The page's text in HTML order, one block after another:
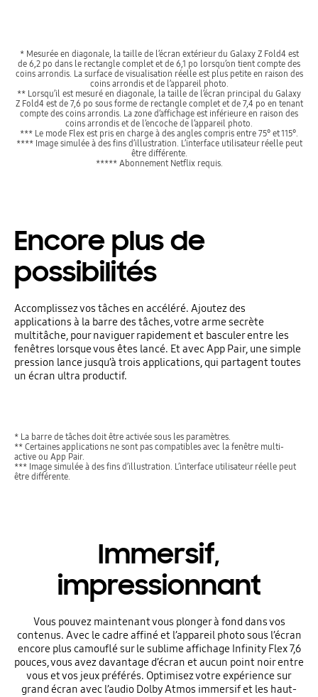
* Mesurée en diagonale, la taille de l’écran extérieur du Galaxy Z Fold4 est
de 6,2 po dans le rectangle complet et de 6,1 po lorsqu’on tient compte des
coins arrondis. La surface de visualisation réelle est plus petite en raison des
coins arrondis et de l’appareil photo.
** Lorsqu’il est mesuré en diagonale, la taille de l’écran principal du Galaxy
Z Fold4 est de 7,6 po sous forme de rectangle complet et de 7,4 po en tenant
compte des coins arrondis. La zone d’affichage est inférieure en raison des
coins arrondis et de l’encoche de l’appareil photo.
*** Le mode Flex est pris en charge à des angles compris entre 75° et 115°.
**** Image simulée à des fins d’illustration. L’interface utilisateur réelle peut
être différente.
***** Abonnement Netflix requis.
Encore plus de
possibilités
Accomplissez vos tâches en accéléré. Ajoutez des
applications à la barre des tâches, votre arme secrète
multitâche, pour naviguer rapidement et basculer entre les
fenêtres lorsque vous êtes lancé. Et avec App Pair, une simple
pression lance jusqu’à trois applications, qui partagent toutes
un écran ultra productif.
* La barre de tâches doit être activée sous les paramètres.
** Certaines applications ne sont pas compatibles avec la fenêtre multi-
active ou App Pair.
*** Image simulée à des fins d’illustration. L’interface utilisateur réelle peut
être différente.
Immersif,
impressionnant
Vous pouvez maintenant vous plonger à fond dans vos
contenus. Avec le cadre affiné et l’appareil photo sous l’écran
encore plus camouflé sur le sublime affichage Infinity Flex 7,6
pouces, vous avez davantage d’écran et aucun point noir entre
vous et vos jeux préférés. Optimisez votre expérience sur
grand écran avec l’audio Dolby Atmos immersif et les haut-